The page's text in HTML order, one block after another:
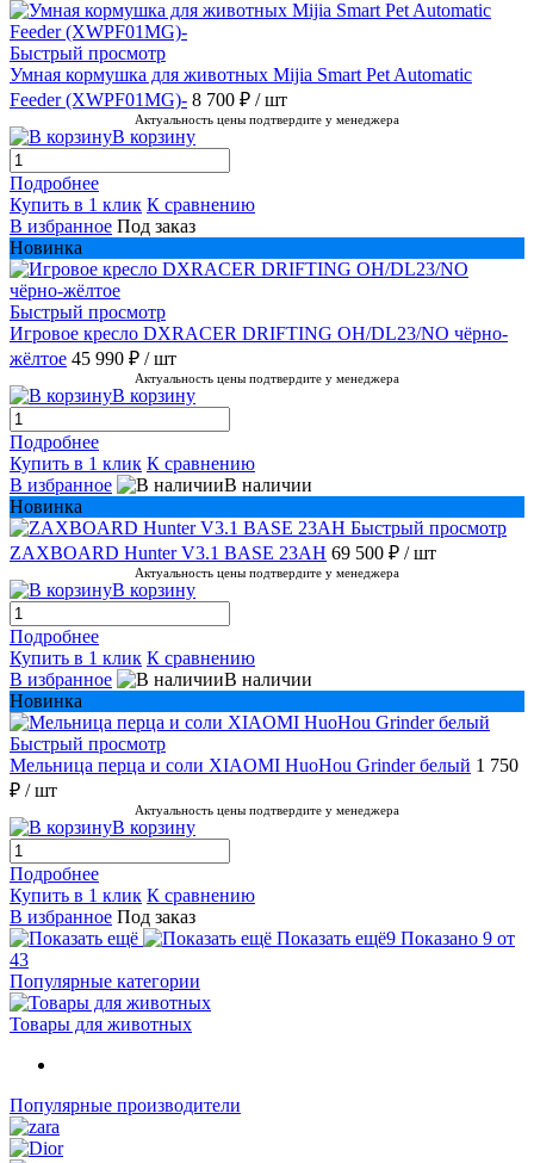
Быстрый просмотр
Умная кормушка для животных Mijia Smart Pet Automatic
Feeder (XWPF01MG)- 8 700 ₽ / шт
Актуальность цены подтвердите у менеджера
В корзину
Подробнее
Купить в 1 клик К сравнению
В избранное Под заказ
Новинка
Быстрый просмотр
Игровое кресло DXRACER DRIFTING OH/DL23/NO чёрно-
жёлтое 45 990 ₽ / шт
Актуальность цены подтвердите у менеджера
В корзину
Подробнее
Купить в 1 клик К сравнению
В избранное
В наличии
Новинка
Быстрый просмотр
ZAXBOARD Hunter V3.1 BASE 23AH 69 500 ₽ / шт
Актуальность цены подтвердите у менеджера
В корзину
Подробнее
Купить в 1 клик К сравнению
В избранное
В наличии
Новинка
Быстрый просмотр
Мельница перца и соли XIAOMI HuoHou Grinder белый 1 750
₽ / шт
Актуальность цены подтвердите у менеджера
В корзину
Подробнее
Купить в 1 клик К сравнению
В избранное Под заказ
Показать ещё9 Показано 9 от
43
Популярные категории
Товары для животных
Популярные производители